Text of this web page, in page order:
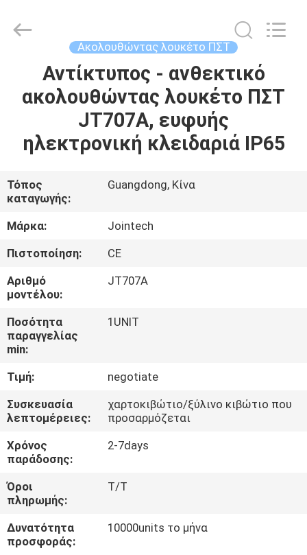
ΣΠΊΤΙ
ΠΡΟΪΌΝΤΑ
ΕΜΦΆΝΙΣΗ
VR
ΠΕΡΊΠΟΥ
ΕΜΕΊΣ
ΓΎΡΟΣ
ΕΡΓΟΣΤΑΣΊΩΝ
ΈΛΕΓΧΟΣ
ΜΑΣ
ΕΛΆΤΕ
ΣΕ
ΕΠΑΦΉ
ΜΕ
Ακολουθώντας λουκέτο ΠΣΤ
Αντίκτυπος - ανθεκτικό
ακολουθώντας λουκέτο ΠΣΤ
JT707A, ευφυής
ηλεκτρονική κλειδαριά IP65
Τόπος
καταγωγής:
Guangdong, Κίνα
Μάρκα:
Jointech
Πιστοποίηση:
CE
Αριθμό
μοντέλου:
JT707A
Ποσότητα
παραγγελίας
min:
1UNIT
Τιμή:
negotiate
Συσκευασία
λεπτομέρειες:
χαρτοκιβώτιο/ξύλινο κιβώτιο που
προσαρμόζεται
Χρόνος
παράδοσης:
2-7days
Όροι
πληρωμής:
T/T
Δυνατότητα
προσφοράς:
10000units το μήνα